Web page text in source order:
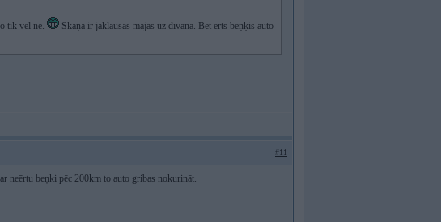
tik vēl ne.
Skaņa ir jāklausās mājās uz dīvāna. Bet ērts beņķis auto
#11
neērtu beņki pēc 200km to auto gribas nokurināt.